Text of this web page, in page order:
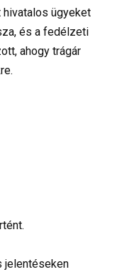
hivatalos ügyeket
és a fedélzeti
ahogy trágár
jelentéseken